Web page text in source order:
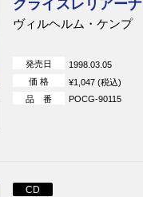
クライスレリアーナ
ヴィルヘルム・ケンプ
発売日
1998.03.05
価 格
¥1,047 (税込)
品 番
POCG-90115
CD